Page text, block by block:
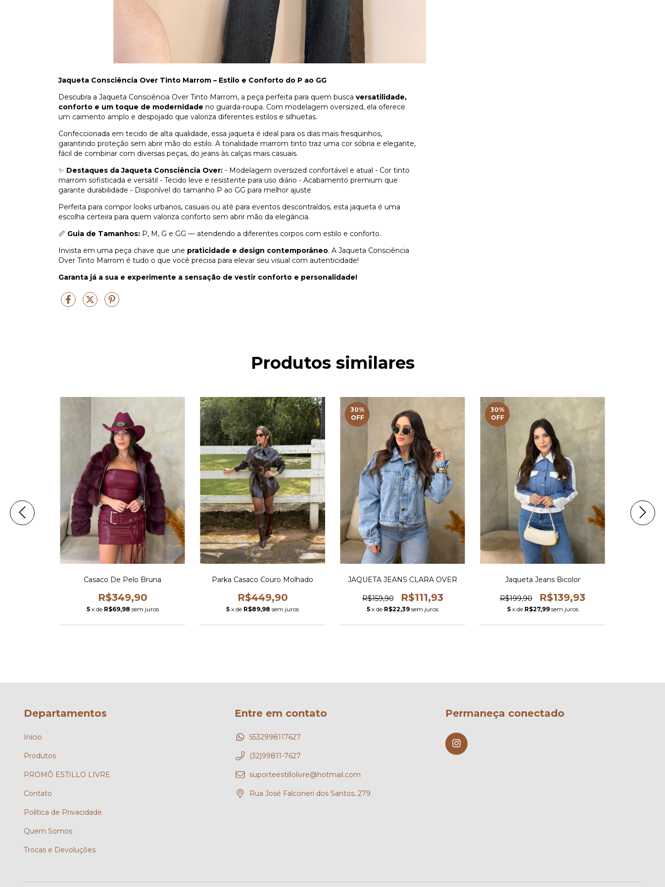
Jaqueta Consciência Over Tinto Marrom – Estilo e Conforto do P ao GG
Descubra a Jaqueta Consciência Over Tinto Marrom, a peça perfeita para quem busca versatilidade,
conforto e um toque de modernidade no guarda-roupa. Com modelagem oversized, ela oferece
um caimento amplo e despojado que valoriza diferentes estilos e silhuetas.
Confeccionada em tecido de alta qualidade, essa jaqueta é ideal para os dias mais fresquinhos,
garantindo proteção sem abrir mão do estilo. A tonalidade marrom tinto traz uma cor sóbria e elegante,
fácil de combinar com diversas peças, do jeans às calças mais casuais.
✨ Destaques da Jaqueta Consciência Over: - Modelagem oversized confortável e atual - Cor tinto
marrom sofisticada e versátil - Tecido leve e resistente para uso diário - Acabamento premium que
garante durabilidade - Disponível do tamanho P ao GG para melhor ajuste
Perfeita para compor looks urbanos, casuais ou até para eventos descontraídos, esta jaqueta é uma
escolha certeira para quem valoriza conforto sem abrir mão da elegância.
📏 Guia de Tamanhos: P, M, G e GG — atendendo a diferentes corpos com estilo e conforto.
Invista em uma peça chave que une praticidade e design contemporâneo. A Jaqueta Consciência
Over Tinto Marrom é tudo o que você precisa para elevar seu visual com autenticidade!
Garanta já a sua e experimente a sensação de vestir conforto e personalidade!
Produtos similares
Casaco De Pelo Bruna
R$349,90
5 x de R$69,98 sem juros
Parka Casaco Couro Molhado
R$449,90
5 x de R$89,98 sem juros
30%
OFF
JAQUETA JEANS CLARA OVER
R$159,90 R$111,93
5 x de R$22,39 sem juros
30%
OFF
Jaqueta Jeans Bicolor
R$199,90 R$139,93
5 x de R$27,99 sem juros
Departamentos
Início
Produtos
PROMÔ ESTILLO LIVRE
Contato
Política de Privacidade
Quem Somos
Trocas e Devoluções
Entre em contato
5532998117627
(32)99811-7627
suporteestillolivre@hotmail.com
Rua José Falconeri dos Santos, 279
Permaneça conectado